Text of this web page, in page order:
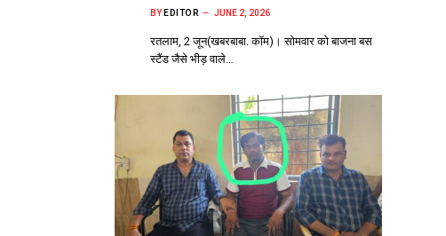
BY EDITOR JUNE 2, 2026
रतलाम, 2 जून(खबरबाबा. कॉम)। सोमवार को बाजना बस
स्टैंड जैसे भीड़‌ वाले…